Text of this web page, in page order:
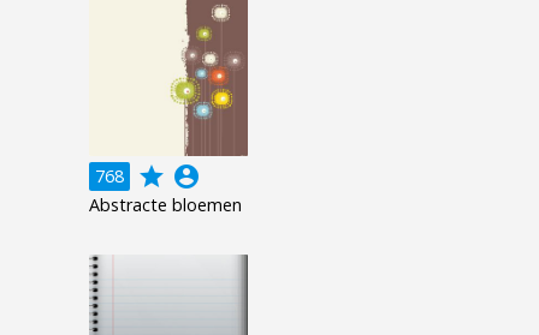
768 grade account_circle
Abstracte bloemen